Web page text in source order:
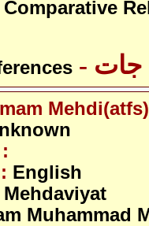
Comparative
جات
Mehdi(atfs)
English
Mehdaviyat
Muhammad